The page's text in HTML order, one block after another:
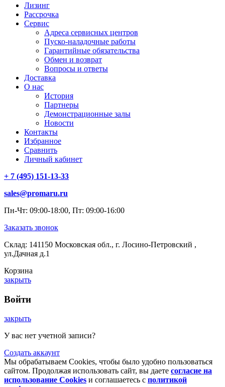
Лизинг
Рассрочка
Сервис
Адреса сервисных центров
Пуско-наладочные работы
Гарантийные обязательства
Обмен и возврат
Вопросы и ответы
Доставка
О нас
История
Партнеры
Демонстрационные залы
Новости
Контакты
Избранное
Сравнить
Личный кабинет
+ 7 (495) 151-13-33
sales@promaru.ru
Пн-Чт: 09:00-18:00, Пт: 09:00-16:00
Заказать звонок
Склад: 141150 Московская обл., г. Лосино-Петровский ,
ул.Дачная д.1
Корзина
закрыть
Войти
закрыть
У вас нет учетной записи?
Создать аккаунт
Мы обрабатываем Cookies, чтобы было удобно пользоваться
сайтом. Продолжая использовать сайт, вы даете согласие на
использование Cookies и соглашаетесь с политикой